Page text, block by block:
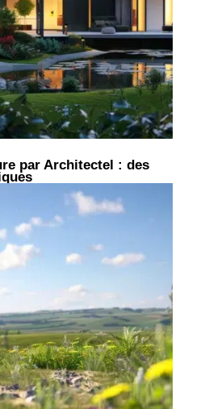
par Architectel : des